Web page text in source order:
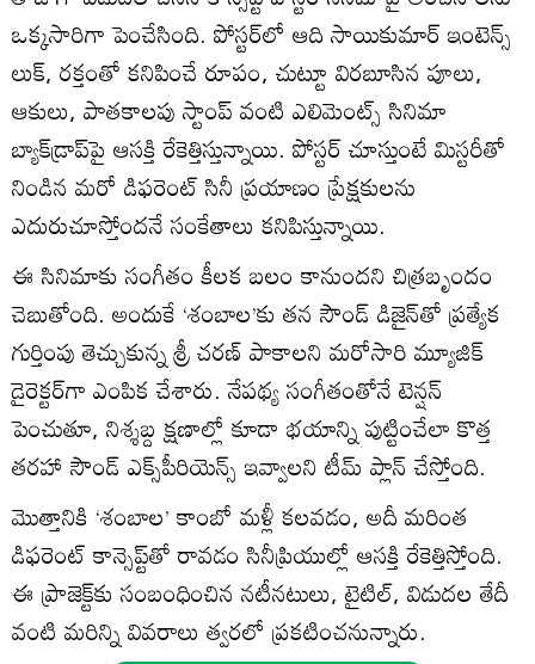
ఒక్కసారిగా పెంచేసింది. పోస్టర్‌లో ఆది సాయికుమార్ ఇంటెన్స్
లుక్, రక్తంతో కనిపించే రూపం, చుట్టూ విరబూసిన పూలు,
ఆకులు, పాతకాలపు స్టాంప్ వంటి ఎలిమెంట్స్ సినిమా
బ్యాక్‌డ్రాప్‌పై ఆసక్తి రేకెత్తిస్తున్నాయి. పోస్టర్ చూస్తుంటే మిస్టరీతో
నిండిన మరో డిఫరెంట్ సినీ ప్రయాణం ప్రేక్షకులను
ఎదురుచూస్తోందనే సంకేతాలు కనిపిస్తున్నాయి.
ఈ సినిమాకు సంగీతం కీలక బలం కానుందని చిత్రబృందం
చెబుతోంది. అందుకే ‘శంబాల’కు తన సౌండ్ డిజైన్‌తో ప్రత్యేక
గుర్తింపు తెచ్చుకున్న శ్రీ చరణ్ పాకాలని మరోసారి మ్యూజిక్
డైరెక్టర్‌గా ఎంపిక చేశారు. నేపథ్య సంగీతంతోనే టెన్షన్
పెంచుతూ, నిశ్శబ్ద క్షణాల్లో కూడా భయాన్ని పుట్టించేలా కొత్త
తరహా సౌండ్ ఎక్స్‌పీరియెన్స్ ఇవ్వాలని టీమ్ ప్లాన్ చేస్తోంది.
మొత్తానికి ‘శంబాల’ కాంబో మళ్లీ కలవడం, అదీ మరింత
డిఫరెంట్ కాన్సెప్ట్‌తో రావడం సినీప్రియుల్లో ఆసక్తి రేకెత్తిస్తోంది.
ఈ ప్రాజెక్ట్‌కు సంబంధించిన నటీనటులు, టైటిల్, విడుదల తేదీ
వంటి మరిన్ని వివరాలు త్వరలో ప్రకటించనున్నారు.